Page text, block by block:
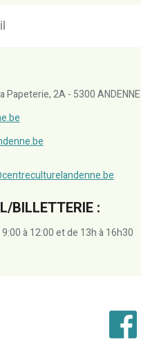
Papeterie, 2A - 5300 ANDENNE
BILLETTERIE :
à 12:00 et de 13h à 16h30